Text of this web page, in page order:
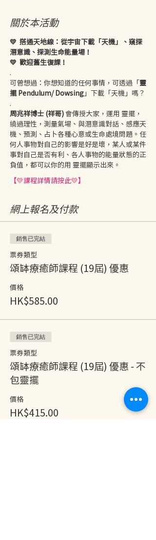
關於本活動
💛  搭通天地線：從宇宙下載「天機」、窺探
潛意識、探測生命能量場！
💛  歡迎舊生復課！
.
可曾想過：你想知道的任何事情，可透過「靈
擺 Pendulum/ Dowsing 」下載「天機」嗎？
.
周兆祥博士 (祥哥) 會傳授大家，運用 靈擺，
繞過理性，測量氣場、與潛意識對話、感應天
機、預測、占卜各種心意或生命處境問題。任
何人事物對自己的影響是好是壞，某人或某件
事對自己是否有利、各人事物的能量狀態的正
負值，都可以你的用 靈擺顯示出來。
【💛課程詳情請按此💛】
網上報名及付款
銷售已完結
票券類型
頌缽療癒師課程 (19屆) 優惠
價格
HK$585.00
銷售已完結
票券類型
頌缽療癒師課程 (19屆) 優惠 - 不
包靈擺
價格
HK$415.00